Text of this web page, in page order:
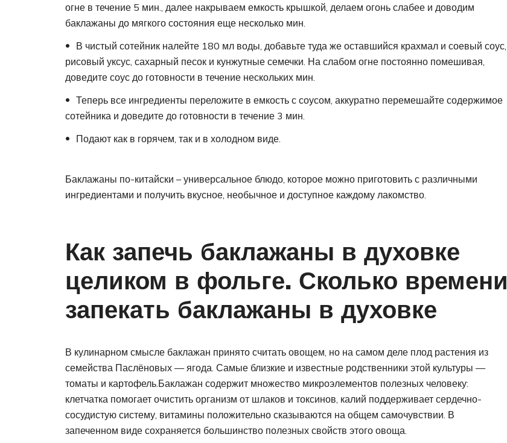
огне в течение 5 мин., далее накрываем емкость крышкой, делаем огонь слабее и доводим
баклажаны до мягкого состояния еще несколько мин.
В чистый сотейник налейте 180 мл воды, добавьте туда же оставшийся крахмал и соевый соус,
рисовый уксус, сахарный песок и кунжутные семечки. На слабом огне постоянно помешивая,
доведите соус до готовности в течение нескольких мин.
Теперь все ингредиенты переложите в емкость с соусом, аккуратно перемешайте содержимое
сотейника и доведите до готовности в течение 3 мин.
Подают как в горячем, так и в холодном виде.
Баклажаны по-китайски – универсальное блюдо, которое можно приготовить с различными
ингредиентами и получить вкусное, необычное и доступное каждому лакомство.
Как запечь баклажаны в духовке
целиком в фольге. Сколько времени
запекать баклажаны в духовке
В кулинарном смысле баклажан принято считать овощем, но на самом деле плод растения из
семейства Паслёновых — ягода. Самые близкие и известные родственники этой культуры —
томаты и картофель.Баклажан содержит множество микроэлементов полезных человеку:
клетчатка помогает очистить организм от шлаков и токсинов, калий поддерживает сердечно-
сосудистую систему, витамины положительно сказываются на общем самочувствии. В
запеченном виде сохраняется большинство полезных свойств этого овоща.